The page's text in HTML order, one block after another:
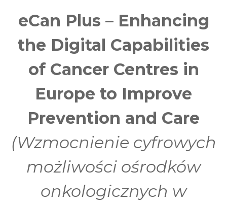
eCan Plus – Enhancing
the Digital Capabilities
of Cancer Centres in
Europe to Improve
Prevention and Care
(Wzmocnienie cyfrowych
możliwości ośrodków
onkologicznych w